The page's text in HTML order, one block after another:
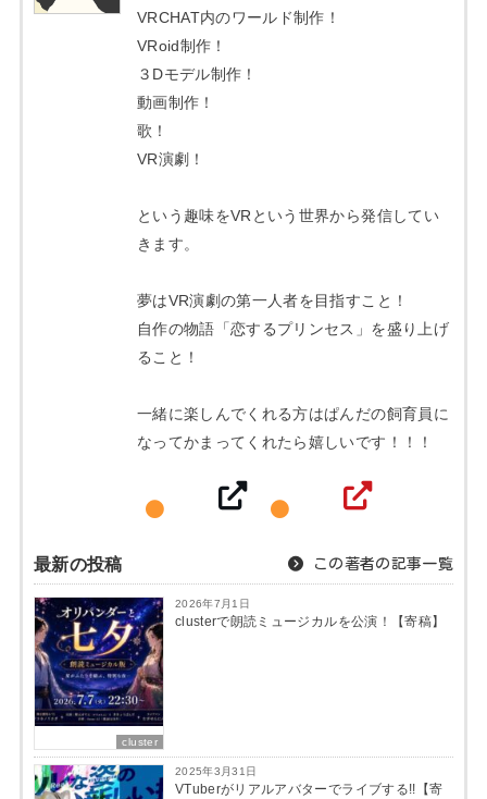
VRCHAT内のワールド制作！
VRoid制作！
３Dモデル制作！
動画制作！
歌！
VR演劇！
という趣味をVRという世界から発信してい
きます。
夢はVR演劇の第一人者を目指すこと！
自作の物語「恋するプリンセス」を盛り上げ
ること！
一緒に楽しんでくれる方はぱんだの飼育員に
なってかまってくれたら嬉しいです！！！
最新の投稿 この著者の記事一覧
cluster
2026年7月1日
clusterで朗読ミュージカルを公演！【寄稿】
2025年3月31日
VTuberがリアルアバターでライブする!!【寄